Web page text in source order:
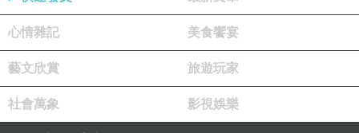
(你還認為人獸合體是神話嗎?)
目前的科技已進步到無法想象了？
根據《國家地理雜誌頻道》報導，有外國科學家正在研究
心情雜記 美食饗宴
藝文欣賞 旅遊玩家
社會萬象 影視娛樂